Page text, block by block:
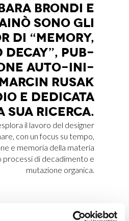
BRON­DI E
SONO GLI
DI “ME­MO­RY,
DE­CAY”, PUB­
AUTO-INI­
RU­SAK
E DE­DI­CA­TA
SUA RI­CER­CA.
il lavoro del designer
con un focus su tempo,
e memoria della materia
di decadimento e
mutazione organica.